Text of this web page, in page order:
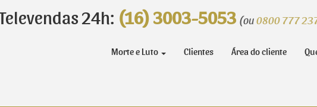
24h: (16) 3003-5053 (ou 0800 777
Morte e Luto Clientes Área do cliente